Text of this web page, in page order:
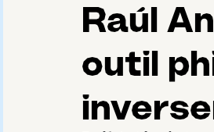
Raúl
outil